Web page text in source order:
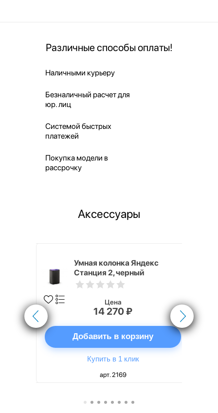
Различные способы оплаты!
Наличными курьеру
Безналичный расчет для
юр. лиц
Системой быстрых
платежей
Покупка модели в
рассрочку
Аксессуары
Умная колонка Яндекс
Станция 2, черный
Цена
14 270 ₽
Добавить в корзину
Купить в 1 клик
арт. 2169